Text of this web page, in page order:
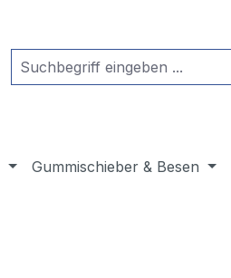
Gummischieber & Besen